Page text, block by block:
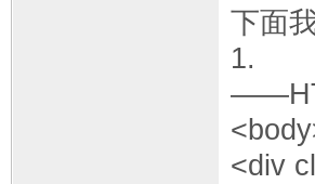
下面
1. 根
<div